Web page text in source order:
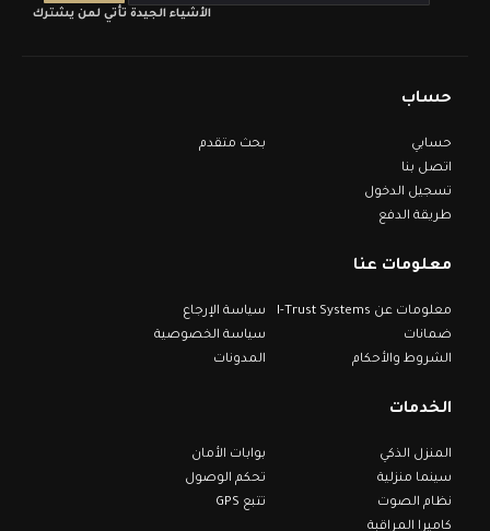
الأشياء الجيدة تأتي لمن يشترك
حساب
حسابي
اتصل بنا
تسجيل الدخول
طريقة الدفع
بحث متقدم
معلومات عنا
معلومات عن I-Trust Systems
ضمانات
الشروط والأحكام
سياسة الإرجاع
سياسة الخصوصية
المدونات
الخدمات
المنزل الذكي
سينما منزلية
نظام الصوت
كاميرا المراقبة
بوابات الأمان
تحكم الوصول
تتبع GPS